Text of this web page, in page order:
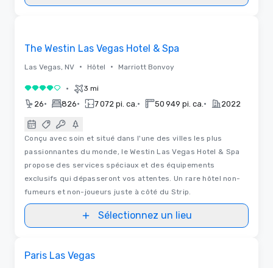
The Westin Las Vegas Hotel & Spa
Las Vegas, NV • Hôtel • Marriott Bonvoy
4 sur 5 • 3 mi
26• 826• 7 072 pi. ca. • 50 949 pi. ca. • 2022
Conçu avec soin et situé dans l'une des villes les plus
passionnantes du monde, le Westin Las Vegas Hotel & Spa
propose des services spéciaux et des équipements
exclusifs qui dépasseront vos attentes. Un rare hôtel non-
fumeurs et non-joueurs juste à côté du Strip.
Sélectionnez un lieu
Paris Las Vegas